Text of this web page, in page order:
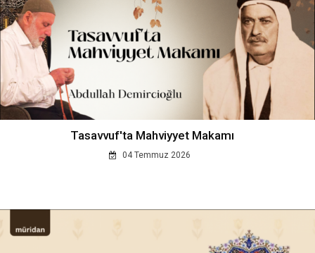
Tasavvuf'ta Mahviyyet Makamı
04 Temmuz 2026